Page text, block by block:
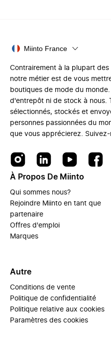
Miinto France
Contrairement à la plupart
notre métier est de vous
boutiques de mode du
d'entrepôt ni de stock à nous.
sélectionnés, stockés et
personnes passionnées du
que vous apprécierez. Suivez-
À Propos De Miinto
Qui sommes nous?
Rejoindre Miinto en tant que
partenaire
Offres d'emploi
Marques
Autre
Conditions de vente
Politique de confidentialité
Politique relative aux cookies
Paramètres des cookies